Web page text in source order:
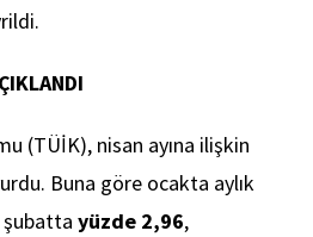
(TÜİK), nisan ayına ilişkin
Buna göre ocakta aylık
şubatta yüzde 2,96,